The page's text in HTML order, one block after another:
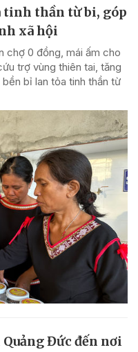
tinh thần từ bi, góp
xã hội
chợ 0 đồng, mái ấm cho
trợ vùng thiên tai, tăng
bỉ lan tỏa tinh thần từ
Đức đến nơi